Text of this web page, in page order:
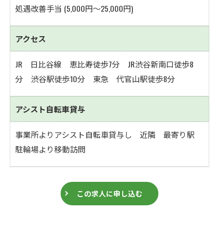
処遇改善手当 (5,000円～25,000円)
アクセス
JR 日比谷線 恵比寿徒歩7分 JR渋谷新南口徒歩8
分 渋谷駅徒歩10分 東急 代官山駅徒歩8分
アシスト自転車貸与
事業所よりアシスト自転車貸与し 近隣 最寄り駅
駐輪場より移動訪問
この求人に申し込む